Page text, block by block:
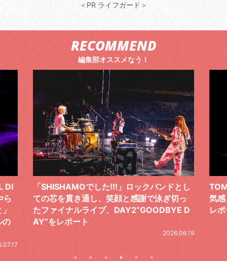
＜PR ライフガード＞
RECOMMEND
編集部オススメなう！
DI
ら
の
「SHISHAMOでした!!!」ロックバンドとし
ての芯を貫き通し、笑顔と感謝で泳ぎ切っ
たファイナルライブ、DAY2“GOODBYE D
AY”をレポート
2026.06.19
気
レ